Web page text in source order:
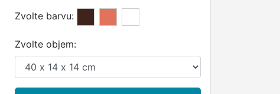
Zvolte barvu:
Zvolte objem: